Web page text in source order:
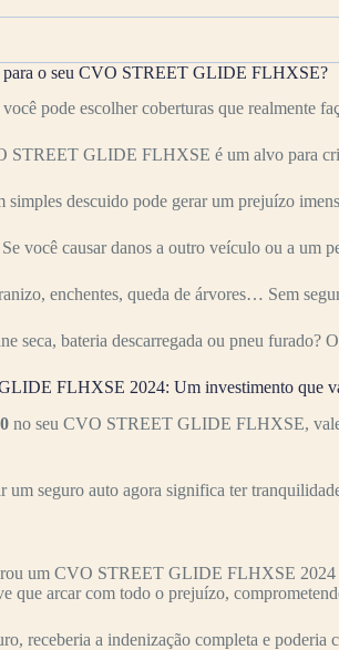
para o seu CVO STREET GLIDE FLHXSE?
pode escolher coberturas que realmente
STREET GLIDE FLHXSE é um alvo para
simples descuido pode gerar um prejuízo
você causar danos a outro veículo ou a um
enchentes, queda de árvores… Sem
seca, bateria descarregada ou pneu furado?
FLHXSE 2024: Um investimento que
no seu CVO STREET GLIDE FLHXSE, vale
um seguro auto agora significa ter
um CVO STREET GLIDE FLHXSE 2024
que arcar com todo o prejuízo,
receberia a indenização completa e